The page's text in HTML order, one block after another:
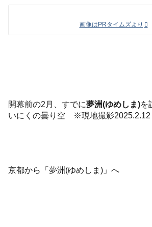
画像はPRタイムズより
開幕前の2月、すでに夢洲(ゆめしま)を
いにくの曇り空 ※現地撮影2025.2.12
京都から「夢洲(ゆめしま)」へ